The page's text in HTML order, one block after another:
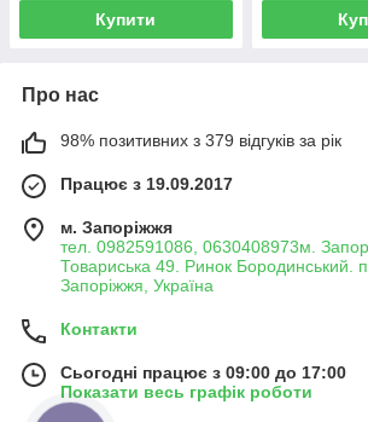
Купити
Про нас
98% позитивних з 379 відгуків за рік
Працює з 19.09.2017
м. Запоріжжя
тел. 0982591086, 0630408973м.
Товариська 49. Ринок Бородинський.
Запоріжжя, Україна
Контакти
Сьогодні працює з 09:00 до 17:00
Показати весь графік роботи